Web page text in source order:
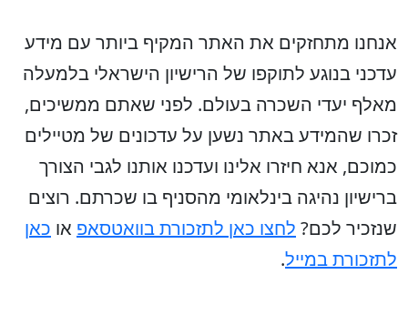
אנחנו מתחזקים את האתר המקיף ביותר עם מידע
עדכני בנוגע לתוקפו של הרישיון הישראלי בלמעלה
מאלף יעדי השכרה בעולם. לפני שאתם ממשיכים,
זכרו שהמידע באתר נשען על עדכונים של מטיילים
כמוכם, אנא חיזרו אלינו ועדכנו אותנו לגבי הצורך
ברישיון נהיגה בינלאומי מהסניף בו שכרתם. רוצים
שנזכיר לכם? לחצו כאן לתזכורת בוואטסאפ או כאן
לתזכורת במייל.